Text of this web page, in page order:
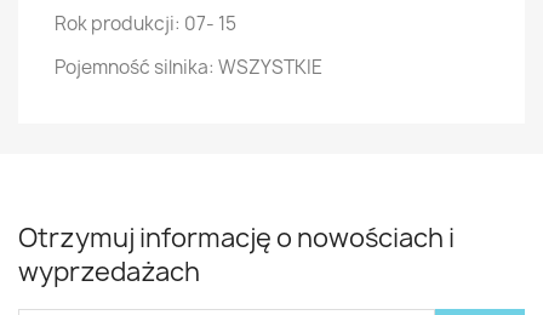
Rok produkcji: 07- 15
Pojemność silnika: WSZYSTKIE
Otrzymuj informację o nowościach i
wyprzedażach